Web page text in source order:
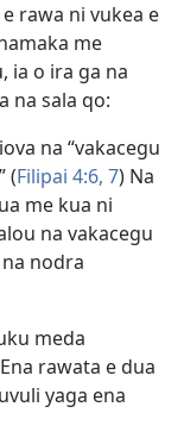
e rawa ni vukea e
me
ia o ira ga na
na sala qo:
na “vakacegu
(Filipai 4:6, 7) Na
me kua ni
na vakacegu
nodra
meda
rawata e dua
yaga ena